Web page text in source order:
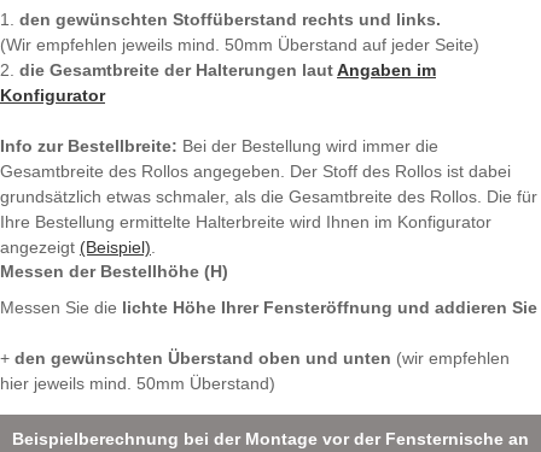
1. den gewünschten Stoffüberstand rechts und links.
(Wir empfehlen jeweils mind. 50mm Überstand auf jeder Seite)
2. die Gesamtbreite der Halterungen lautAngaben im
Konfigurator
Info zur Bestellbreite: Bei der Bestellung wird immer die
Gesamtbreite des Rollos angegeben. Der Stoff des Rollos ist dabei
grundsätzlich etwas schmaler, als die Gesamtbreite des Rollos. Die für
Ihre Bestellung ermittelte Halterbreite wird Ihnen im Konfigurator
angezeigt (Beispiel)
Messen der Bestellhöhe (H)
Messen Sie die lichte Höhe Ihrer Fensteröffnung und addieren Sie
+ den gewünschten Überstand oben und unten (wir empfehlen
hier jeweils mind. 50mm Überstand)
Beispielberechnung bei der Montage vor der Fensternische an